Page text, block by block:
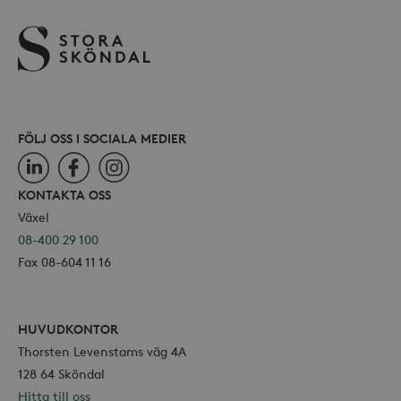
FÖLJ OSS I SOCIALA MEDIER
LinkedInFacebookInstagram
KONTAKTA OSS
Växel
08-400 29 100
Fax 08-604 11 16
HUVUDKONTOR
Thorsten Levenstams väg 4A
128 64 Sköndal
Hitta till oss
Namn